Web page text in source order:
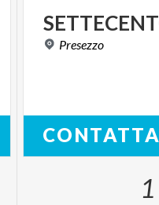
Presezzo
CONTATTA
1